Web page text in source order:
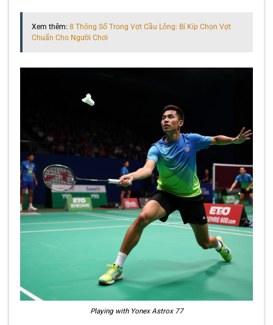
Xem thêm: 8 Thông Số Trong Vợt Cầu Lông: Bí Kíp Chọn Vợt
Chuẩn Cho Người Chơi
Playing with Yonex Astrox 77